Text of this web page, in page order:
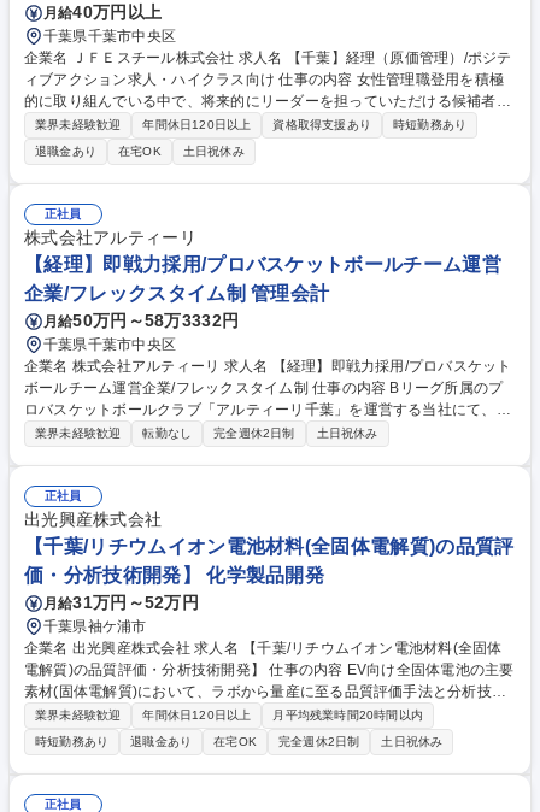
月給40万円以上
千葉県千葉市中央区
企業名 ＪＦＥスチール株式会社 求人名 【千葉】経理（原価管理）/ポジテ
ィブアクション求人・ハイクラス向け 仕事の内容 女性管理職登用を積極
的に取り組んでいる中で、将来的にリーダーを担っていただける候補者を
募集します。主に製鉄所における原価計算・利益計画、単年度利益計画お
よび中期経営計画の作成などをお任せいたします。 【業務詳細】売上げや
原価などをもとに各工場のコストや損益を管理するとともに、製造現場と
連携して生産体制の効率化を検討していきます。将来的には税務、原価計
算、財務・資金、IR、会計・決算といった財務経理関連の業務に幅広くつ
いていただくことを期待しています。 ※原価管理業務以外(税務・財務・
会計)のご経験をお持ちの方もお気軽に応募ください。ご経験に応じて、
様々なキャリアパスを検討いたします。 募集職種 【千葉】経理（原価管
理）/ポジティブアクション求人・ハイクラス向け
業界未経験歓迎 年間休日120日以上 資格取得支援あり
時短勤務あり
退職金あり
在宅OK 土日祝休み
正社員
株式会社アルティーリ
【経理】即戦力採用/プロバスケットボールチーム運営
企業/フレックスタイム制 管理会計
月給50万円～58万3332円
千葉県千葉市中央区
企業名 株式会社アルティーリ 求人名 【経理】即戦力採用/プロバスケット
ボールチーム運営企業/フレックスタイム制 仕事の内容 Bリーグ所属のプ
ロバスケットボールクラブ「アルティーリ千葉」を運営する当社にて、経
理のマネージャー候補として、主に決算のレビューや進行管理、会計判
用までをお任せ致します。 【業務詳細】■月次・四半期・年次決算の全体
進行 ■各種仕訳の最終確認、論点整理 ■未払計上、引当金、前払・前受、
減価償却などの会計判断 ■監査対応を見据えた決算スケジュール管理 募集
職種 【経理】即戦力採用/プロバスケットボールチーム運営企業/フレック
スタイム制
業界未経験歓迎 転勤なし 完全週休2日制 土日祝休み
正社員
出光興産株式会社
【千葉/リチウムイオン電池材料(全固体電解質)の品質評
価・分析技術開発】 化学製品開発
月給31万円～52万円
千葉県袖ケ浦市
企業名 出光興産株式会社 求人名 【千葉/リチウムイオン電池材料(全固体
電解質)の品質評価・分析技術開発】 仕事の内容 EV向け全固体電池の主要
素材(固体電解質)において、ラボから量産に至る品質評価手法と分析技術
の確立を担います。新素材のため決まった手法がなく、自ら解析・検証を
行い、品質管理の仕組みを構築する仕事です。 【業務詳細】(1)固体電解
質および原料の仕様検討、品質評価(2)分析技術の開発、バリデーション
(妥当性検証)、量産拠点への技術移転(3)品質管理体制の構築、変動要因の
解析、監査対応 【やりがい】世界初の実用化を目指すトヨタとのオンサイ
業界未経験歓迎 年間休日120日以上
月平均残業時間20時間以内
時短勤務あり
退職金あり 在宅OK 完全週休2日制 土日祝休み
正社員